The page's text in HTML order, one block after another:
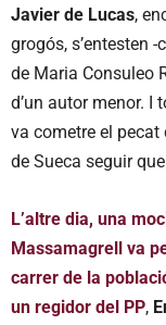
Javier de Lucas,
grogós, s’entesten
de Maria Consuleo
d’un autor menor. I
va cometre el pecat
de Sueca seguir
L’altre dia, una
Massamagrell va
carrer de la
un regidor del PP,